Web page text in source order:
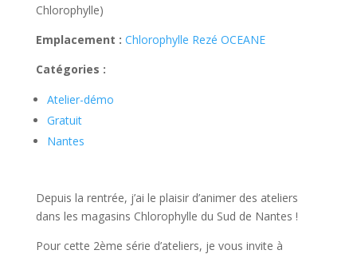
Chlorophylle)
Emplacement : Chlorophylle Rezé OCEANE
Catégories :
Atelier-démo
Gratuit
Nantes
Depuis la rentrée, j’ai le plaisir d’animer des ateliers
dans les magasins Chlorophylle du Sud de Nantes !
Pour cette 2ème série d’ateliers, je vous invite à